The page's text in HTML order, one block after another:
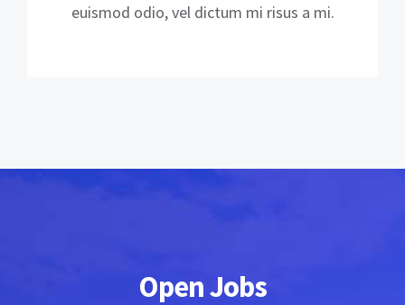
euismod odio, vel dictum mi risus a mi.
Open Jobs